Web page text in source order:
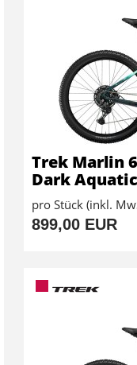
Trek Marlin
Dark
pro Stück (inkl.
899,00 EUR